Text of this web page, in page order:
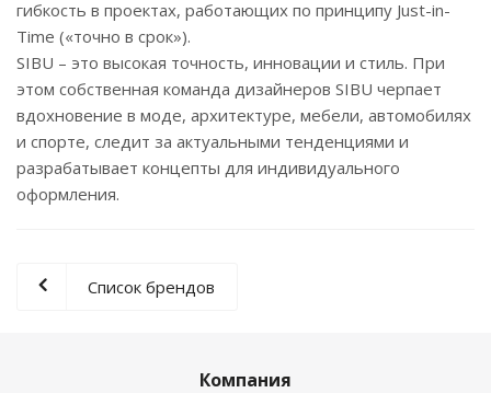
гибкость в проектах, работающих по принципу Just-in-
Time («точно в срок»).
SIBU – это высокая точность, инновации и стиль. При
этом собственная команда дизайнеров SIBU черпает
вдохновение в моде, архитектуре, мебели, автомобилях
и спорте, следит за актуальными тенденциями и
разрабатывает концепты для индивидуального
оформления.
Список брендов
Компания